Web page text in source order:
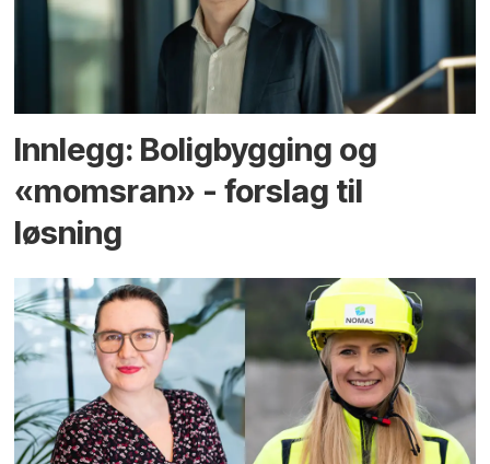
Innlegg: Boligbygging og
«momsran» - forslag til
løsning